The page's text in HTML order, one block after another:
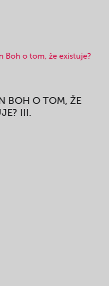
BOH O TOM, ŽE
III.